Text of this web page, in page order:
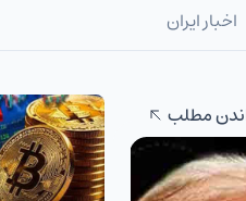
اخبار ایران
مطلب